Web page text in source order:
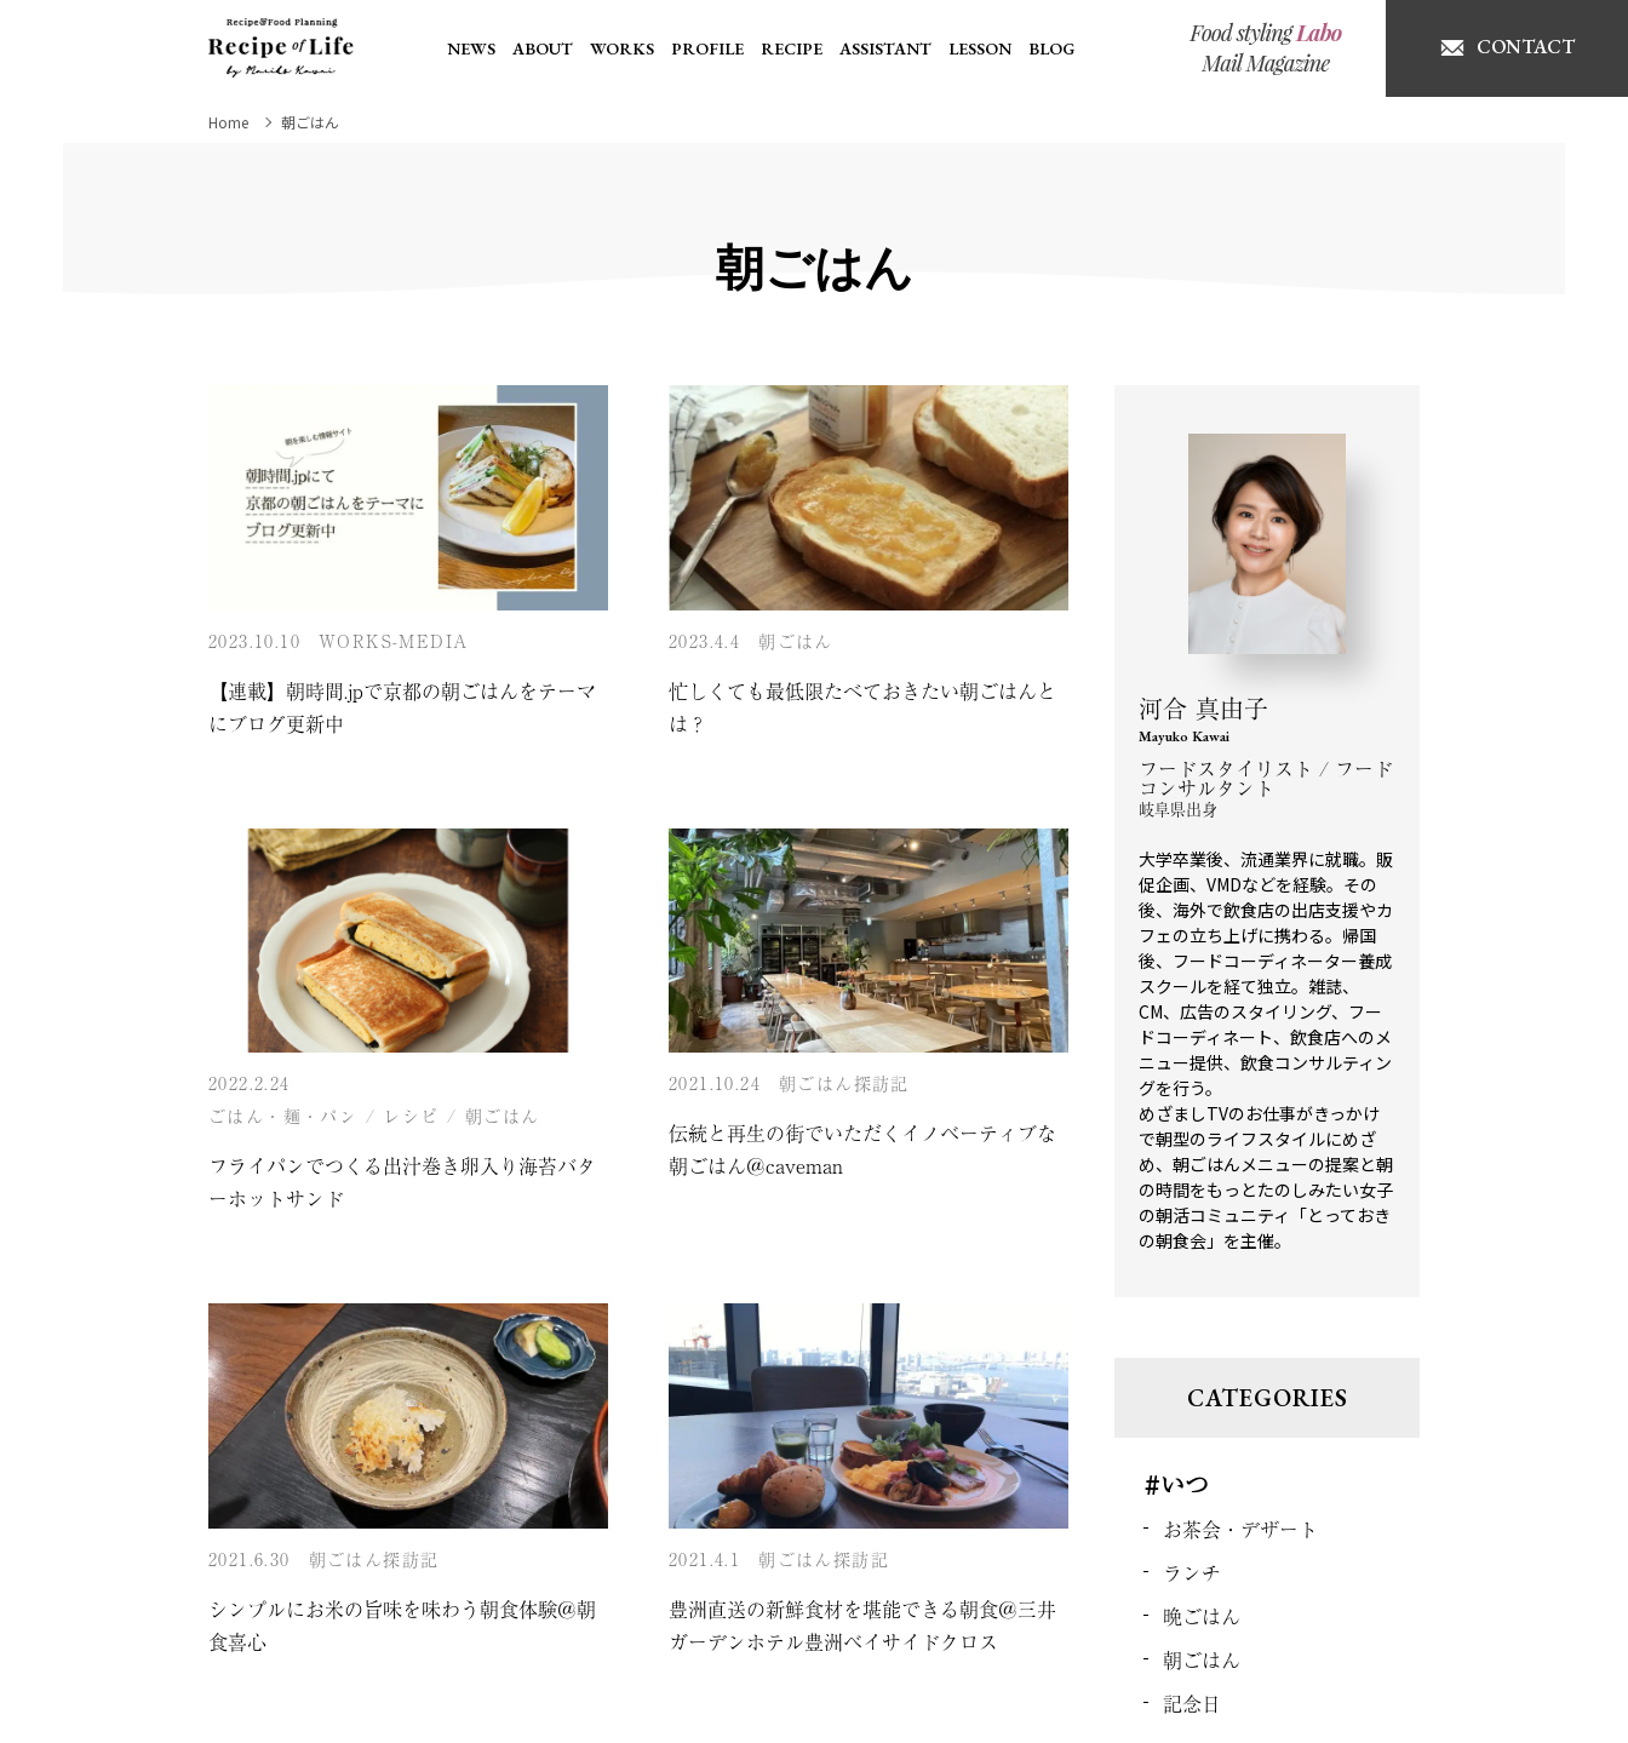
NEWS ABOUT WORKS PROFILE RECIPE ASSISTANT LESSON BLOG CONTACT
Home 朝ごはん
朝ごはん
2023.10.10 WORKS-MEDIA
【連載】朝時間.jpで京都の朝ごはんをテーマ
にブログ更新中
2023.4.4 朝ごはん
忙しくても最低限たべておきたい朝ごはんと
は？
2022.2.24
ごはん・麺・パン / レシピ / 朝ごはん
フライパンでつくる出汁巻き卵入り海苔バタ
ーホットサンド
2021.10.24 朝ごはん探訪記
伝統と再生の街でいただくイノベーティブな
朝ごはん＠caveman
2021.6.30 朝ごはん探訪記
シンプルにお米の旨味を味わう朝食体験＠朝
食喜心
2021.4.1 朝ごはん探訪記
豊洲直送の新鮮食材を堪能できる朝食＠三井
ガーデンホテル豊洲ベイサイドクロス
河合 真由子
Mayuko Kawai
フードスタイリスト / フード
コンサルタント
岐阜県出身
大学卒業後、流通業界に就職。販
促企画、VMDなどを経験。その
後、海外で飲食店の出店支援やカ
フェの立ち上げに携わる。帰国
後、フードコーディネーター養成
スクールを経て独立。雑誌、
CM、広告のスタイリング、フー
ドコーディネート、飲食店へのメ
ニュー提供、飲食コンサルティン
グを行う。
めざましTVのお仕事がきっかけ
で朝型のライフスタイルにめざ
め、朝ごはんメニューの提案と朝
の時間をもっとたのしみたい女子
の朝活コミュニティ「とっておき
の朝食会」を主催。
CATEGORIES
#いつ
お茶会・デザート
ランチ
晩ごはん
朝ごはん
記念日